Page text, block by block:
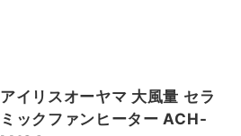
アイリスオーヤマ 大風量 セラ
ミックファンヒーター ACH-